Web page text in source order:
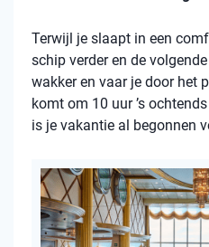
Terwijl je slaapt in een
schip verder en de
wakker en vaar je door het
komt om 10 uur ’s
is je vakantie al begonnen